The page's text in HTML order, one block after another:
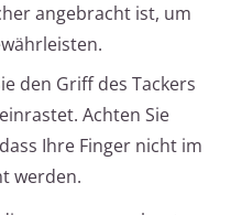
angebracht ist, um
den Griff des Tackers
Achten Sie
Ihre Finger nicht im
werden.